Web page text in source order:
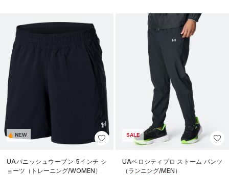
NEW
UAバニッシュウーブン 5インチ シ
ョーツ（トレーニング/WOMEN）
SALE
UAベロシティプロ ストーム パンツ
（ランニング/MEN）